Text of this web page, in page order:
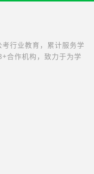
行业教育，累计服务学
合作机构，致力于为学